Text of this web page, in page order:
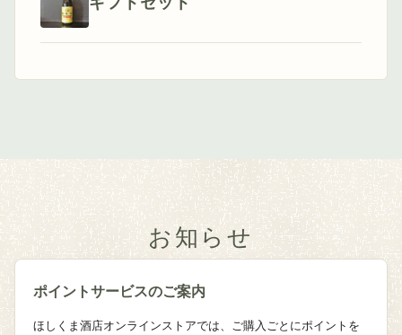
お知らせ
ポイントサービスのご案内
ほしくま酒店オンラインストアでは、ご購入ごとにポイントを